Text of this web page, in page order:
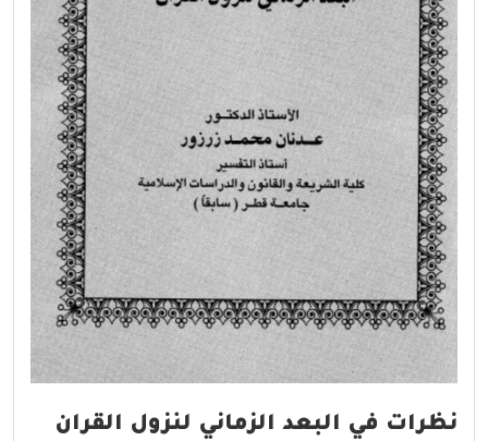
نظرات في البعد الزماني لنزول القران